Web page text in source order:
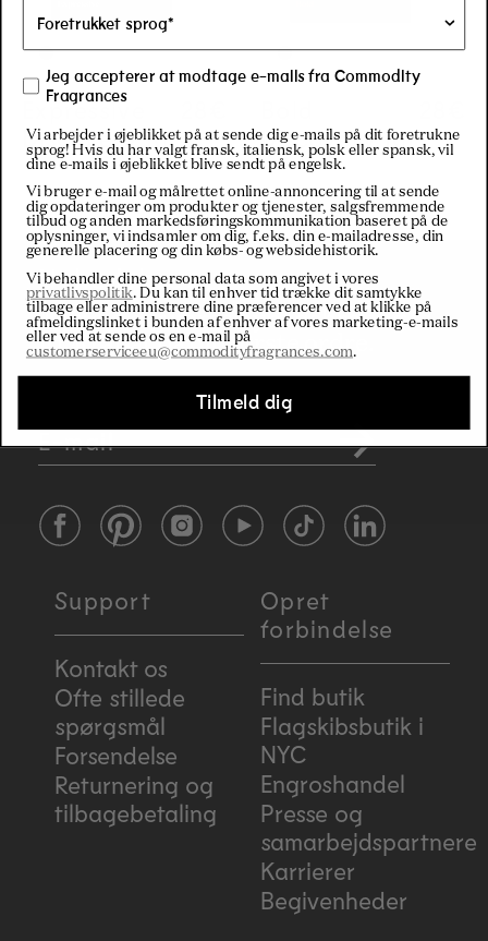
Expressive
Discovery Kit
Discovery Kit
Nyhedsbrev
Tilmeld dig vores nyhedsbrev og få
10% rabat på din første ordre.
E-mail
FacebookPinterestInstagramYouTubeTikTokLinkedIn
Support
Kontakt os
Ofte stillede
spørgsmål
Forsendelse
Returnering og
tilbagebetaling
Opret
forbindelse
Find butik
Flagskibsbutik i
NYC
Engroshandel
Presse og
samarbejdspartnere
Karrierer
Begivenheder
Jeg accepterer at modtage e-mails fra Commodity
Fragrances
Vi arbejder i øjeblikket på at sende dig e-mails på dit foretrukne
sprog! Hvis du har valgt fransk, italiensk, polsk eller spansk, vil
dine e-mails i øjeblikket blive sendt på engelsk.
Vi bruger e-mail og målrettet online-annoncering til at sende
dig opdateringer om produkter og tjenester, salgsfremmende
tilbud og anden markedsføringskommunikation baseret på de
oplysninger, vi indsamler om dig, f.eks. din e-mailadresse, din
generelle placering og din købs- og websidehistorik.
Vi behandler dine personal data som angivet i vores
privatlivspolitik. Du kan til enhver tid trække dit samtykke
tilbage eller administrere dine præferencer ved at klikke på
afmeldingslinket i bunden af enhver af vores marketing-e-mails
eller ved at sende os en e-mail på
customerserviceeu@commodityfragrances.com.
Tilmeld dig